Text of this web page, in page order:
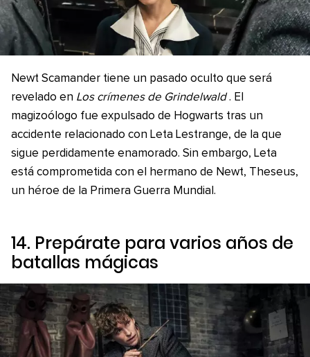
Newt Scamander tiene un pasado oculto que será
revelado en Los crímenes de Grindelwald . El
magizoólogo fue expulsado de Hogwarts tras un
accidente relacionado con Leta Lestrange, de la que
sigue perdidamente enamorado. Sin embargo, Leta
está comprometida con el hermano de Newt, Theseus,
un héroe de la Primera Guerra Mundial.
14. Prepárate para varios años de
batallas mágicas